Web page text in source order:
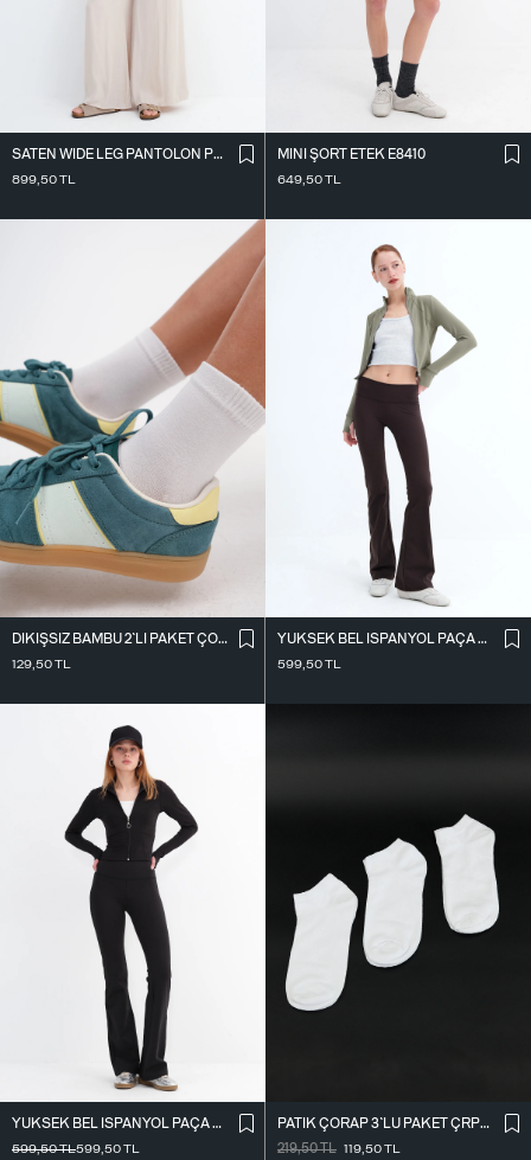
SATEN WIDE LEG PANTOLON PN17298
899,50TL
MINI ŞORT ETEK E8410
649,50TL
DIKIŞSIZ BAMBU 2`LI PAKET ÇORAP ÇRP3013
129,50TL
YÜKSEK BEL İ̇SPANYOL PAÇA TAYT TYT0048-E10
599,50TL
YÜKSEK BEL İ̇SPANYOL PAÇA TAYT TYT0048-E10
599,50TL599,50TL
PATIK ÇORAP 3`LÜ PAKET ÇRP04-F13
219,50TL 119,50TL